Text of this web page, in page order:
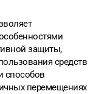
защиты,
средств
способов
перемещениях